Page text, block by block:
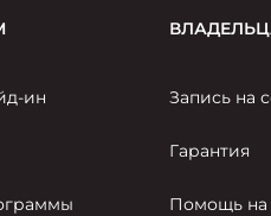
ин Запись на
Гарантия
Помощь на